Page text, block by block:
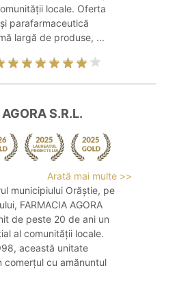
locale. Oferta
parafarmaceutică
largă de produse, ...
S.R.L.
Arată mai multe >>
municipiului Orăștie, pe
FARMACIA AGORA
de peste 20 de ani un
al comunității locale.
această unitate
comerțul cu amănuntul